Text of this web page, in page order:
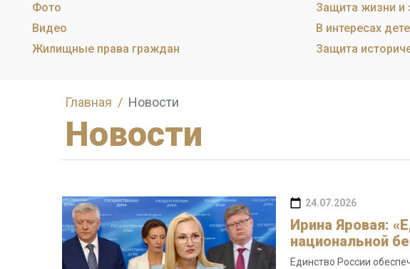
Фото
Видео
Жилищные права граждан
Защита жизни и
В интересах
Защита
Главная Новости
Новости
24.07.2026
Ирина Яровая:
национальной
Единство России